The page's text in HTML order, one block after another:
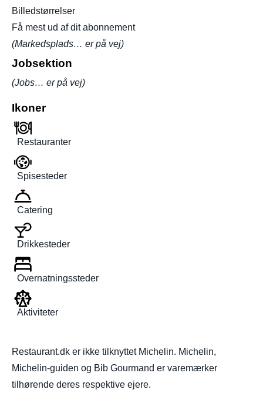
Billedstørrelser
Få mest ud af dit abonnement
(Markedsplads… er på vej)
Jobsektion
(Jobs… er på vej)
Ikoner
Restauranter
Spisesteder
Catering
Drikkesteder
Overnatningssteder
Aktiviteter
Restaurant.dk er ikke tilknyttet Michelin. Michelin,
Michelin-guiden og Bib Gourmand er varemærker
tilhørende deres respektive ejere.